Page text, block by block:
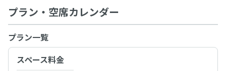
プラン・空席カレンダー
プラン一覧
スペース料金